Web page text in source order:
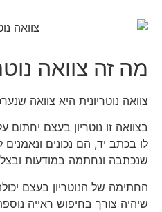
מה זה צוואה
צוואה נוטריונית היא צוואה
בצוואה זו נוטריון בעצם
לו בכתב יד, הם נכונים ונאמנים
שנכתבה ונחתמה במודעות
החתימה של הנוטריון בעצם
שיהיה צורך בחיפוש ראייה